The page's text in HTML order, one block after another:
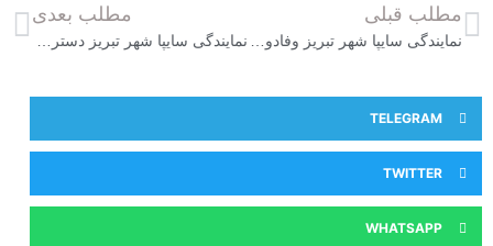
مطلب قبلی
نمایندگی سایپا شهر تبریز وفادوست 2270
مطلب بعدی
نمایندگی سایپا شهر تبریز دسترنج آزادی 5748
TELEGRAM
TWITTER
WHATSAPP